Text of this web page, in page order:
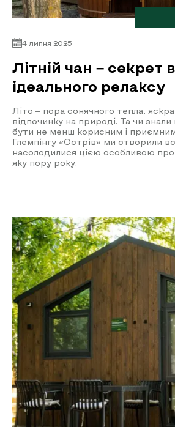
4 липня 2025
Літній чан – секрет
ідеального релаксу
Літо – пора сонячного тепла,
відпочинку на природі. Та чи
бути не менш корисним і
Глемпінгу «Острів» ми створили
насолодилися цією особливою
яку пору року.